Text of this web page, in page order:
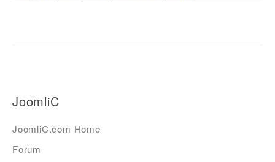
JoomliC
JoomliC.com Home
Forum